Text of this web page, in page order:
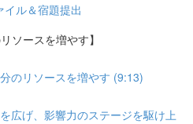
ル＆宿題提出
ソースを増やす】
のリソースを増やす (9:13)
広げ、影響力のステージを駆け上